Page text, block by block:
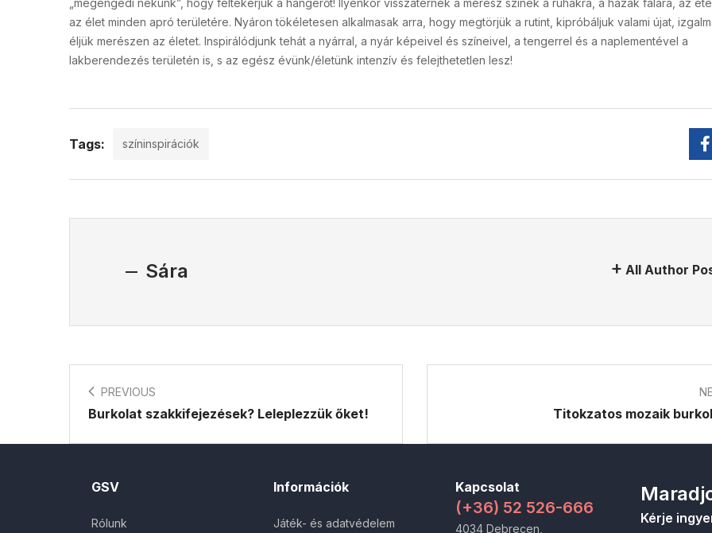
az élet minden apró területére. Nyáron tökéletesen alkalmasak arra, hogy megtörjük a rutint, kipróbáljuk valami újat,
éljük merészen az életet. Inspirálódjunk tehát a nyárral, a nyár képeivel és színeivel, a tengerrel és a naplementével a
lakberendezés területén is, s az egész évünk/életünk intenzív és felejthetetlen lesz!
Tags: színinspirációk
Sára All Author
PREVIOUS
Burkolat szakkifejezések? Leleplezzük őket! Titokzatos mozaik
GSV
Rólunk
Információk
Játék- és adatvédelem
Kapcsolat
(+36) 52 526-666
4034 Debrecen,
Kérje